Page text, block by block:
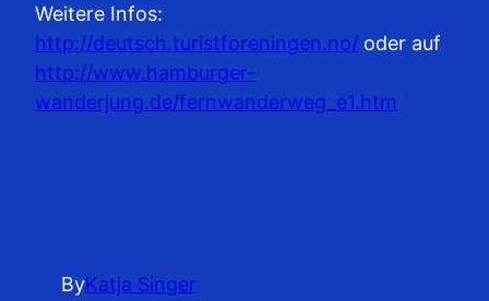
Weitere Infos:
http://deutsch.turistforeningen.no/ oder auf
http://www.hamburger-
wanderjung.de/fernwanderweg_e1.htm
ByKatja Singer